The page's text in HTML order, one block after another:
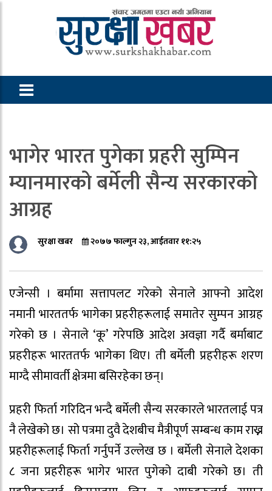
भागेर भारत पुगेका प्रहरी सुम्पिन
म्यानमारको बर्मेली सैन्य सरकारको
आग्रह
सुरक्षा खबर २०७७ फाल्गुन २३, आईतवार ११:२५
एजेन्सी । बर्मामा सत्तापलट गरेको सेनाले आफ्नो आदेश
नमानी भारततर्फ भागेका प्रहरीहरूलाई समातेर सुम्पन आग्रह
गरेको छ । सेनाले ‘कू’ गरेपछि आदेश अवज्ञा गर्दै बर्माबाट
प्रहरीहरू भारततर्फ भागेका थिए। ती बर्मेली प्रहरीहरू शरण
माग्दै सीमावर्ती क्षेत्रमा बसिरहेका छन्।
प्रहरी फिर्ता गरिदिन भन्दै बर्मेली सैन्य सरकारले भारतलाई पत्र
नै लेखेको छ। सो पत्रमा दुवै देशबीच मैत्रीपूर्ण सम्बन्ध काम राख्न
प्रहरीहरूलाई फिर्ता गर्नुपर्ने उल्लेख छ । बर्मेली सेनाले देशका
८ जना प्रहरीहरू भागेर भारत पुगेको दाबी गरेको छ। ती